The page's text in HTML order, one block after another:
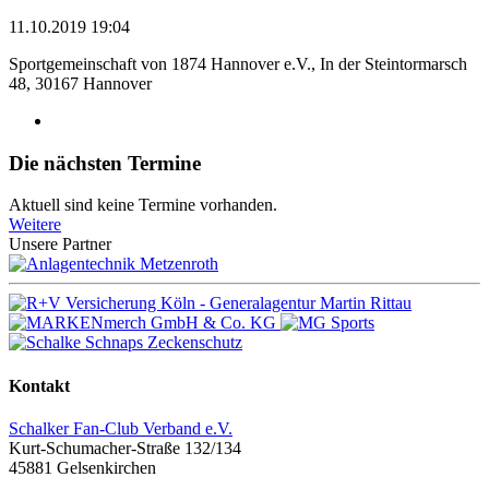
11.10.2019 19:04
Sportgemeinschaft von 1874 Hannover e.V., In der Steintormarsch
48, 30167 Hannover
Die nächsten Termine
Aktuell sind keine Termine vorhanden.
Weitere
Unsere Partner
Kontakt
Schalker Fan-Club Verband e.V.
Kurt-Schumacher-Straße 132/134
45881 Gelsenkirchen